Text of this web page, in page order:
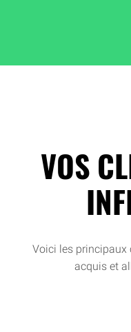
VOS
Voici les principaux
acquis et